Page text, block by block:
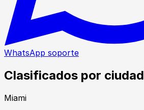
WhatsApp soporte
Clasificados por ciudad
Miami